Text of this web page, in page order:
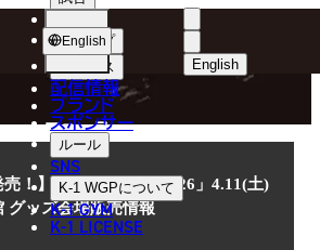
English
한국어
ショップ
ニュース
配信情報
ブランド
スポンサー
ルール
SNS
K-1 WGPについて
K-1 GYM
K-1 LICENSE
English
NEWS
ニュース
売！】「K-1 GENKI 2026」4.11(土)
グッズ会場販売情報